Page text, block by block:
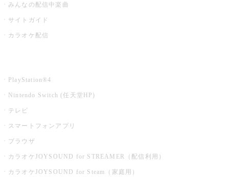
みんなの配信中楽曲
サイトガイド
カラオケ配信
PlayStation®4
Nintendo Switch (任天堂HP)
テレビ
スマートフォンアプリ
ブラウザ
カラオケJOYSOUND for STREAMER（配信利用）
カラオケJOYSOUND for Steam（家庭用）